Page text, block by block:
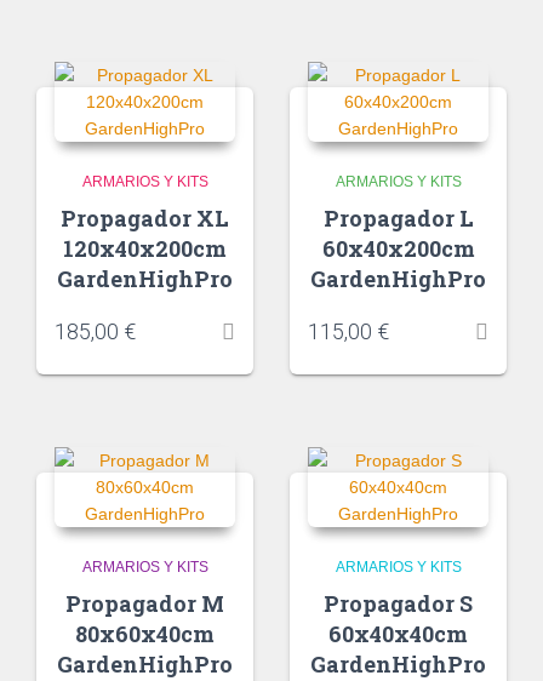
ARMARIOS Y KITS
Propagador XL
120x40x200cm
GardenHighPro
185,00 €
ARMARIOS Y KITS
Propagador L
60x40x200cm
GardenHighPro
115,00 €
ARMARIOS Y KITS
Propagador M
80x60x40cm
GardenHighPro
ARMARIOS Y KITS
Propagador S
60x40x40cm
GardenHighPro